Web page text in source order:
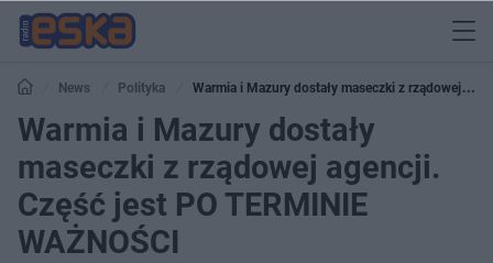
News Polityka
Warmia i Mazury dostały maseczki z rządowej
agencji. Część jest PO TERMINIE WAŻNOŚCI
Warmia i Mazury dostały
maseczki z rządowej agencji.
Część jest PO TERMINIE
WAŻNOŚCI